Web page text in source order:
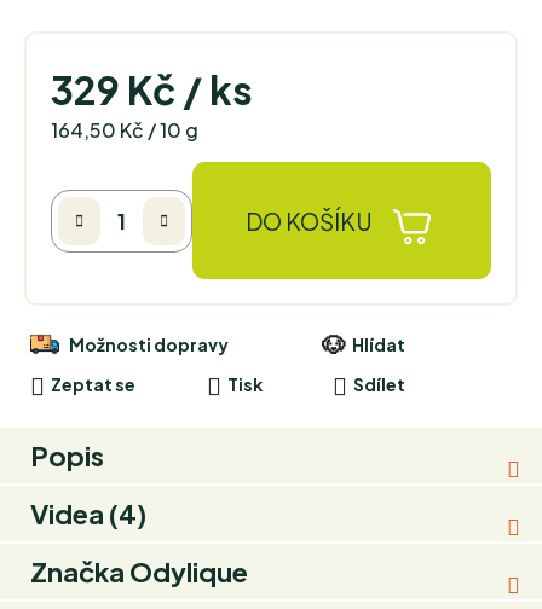
329 Kč / ks
Měrná cena:
164,50 Kč / 10 g
DO KOŠÍKU
Tisk
Zeptat se
Hlídat
Sdílet
Možnosti dopravy
Popis
Videa (4)
Značka Odylique